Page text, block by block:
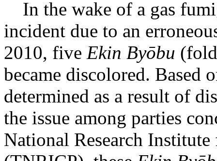
In the wake of a gas
incident due to an
2010, five Ekin Byōbu
became discolored. Based
determined as a result of
the issue among parties
National Research